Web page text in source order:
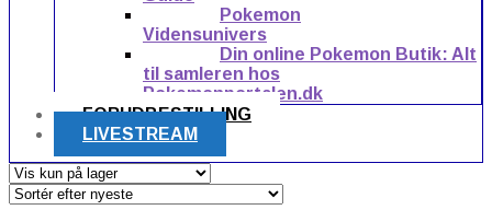
Pokemon
Vidensunivers
Din online Pokemon Butik: Alt
til samleren hos
Pokemonportalen.dk
FORUDBESTILLING
LIVESTREAM